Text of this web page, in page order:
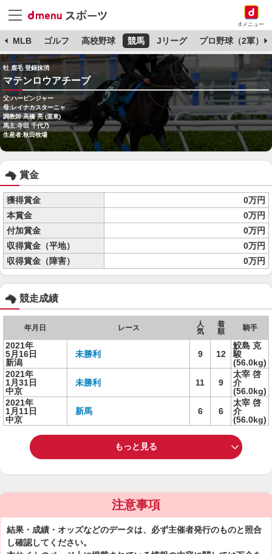
dメニュー
MLB ゴルフ 高校野球 競馬 Jリーグ プロ野球（2軍）
牡 鹿毛 登録抹消
マテンロウアチーブ
父:ハービンジャー
母:レイナカスターニャ
調教師:高橋 亮 (栗東)
馬主:寺田 千代乃
生産者:秋田牧場
賞金
獲得賞金
0万円
本賞金
0万円
付加賞金
0万円
収得賞金（平地）
0万円
収得賞金（障害）
0万円
競走成績
年月日 レース
人
気
着
順
騎手
2021年
5月16日
新潟
未勝利 9 12
鮫島 克
駿
(56.0kg)
2021年
1月31日
中京
未勝利 11 9
太宰 啓
介
(56.0kg)
2021年
1月11日
中京
新馬 6 6
太宰 啓
介
(56.0kg)
もっと見る
注意事項
結果・成績・オッズなどのデータは、必ず主催者発行のものと照合
し確認してください。